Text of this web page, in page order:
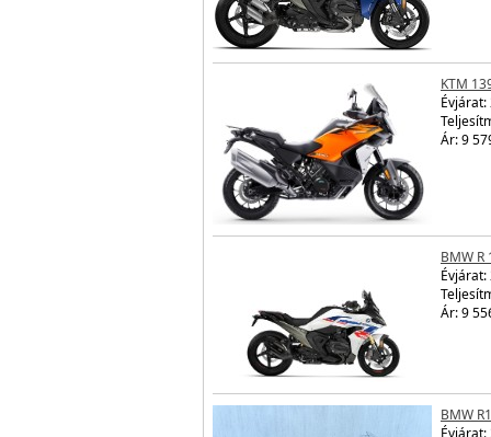
KTM
Évjárat:
Ár: 9
BMW R
Évjárat:
Ár: 9
BMW
Évjárat: